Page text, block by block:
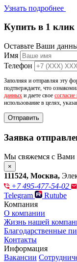
Узнать подробнее
Купить в 1 клик
Оставьте Ваши
Имя
Телефон
Заполняя и отправляя эту
подтверждаете, что
данных и даете свое
использование в целях,
Отправить
Заявка
Мы свяжемся с Вами
×
111524, Москва,
+7 495-477-54-02
Telegram
Rutube
Компания
О компании
Жизнь нашей
Благодарственные
Контакты
Информация
Вакансии